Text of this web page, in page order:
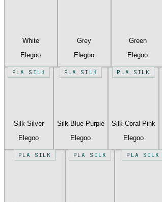
White
Elegoo
Grey
Elegoo
Green
Elegoo
PLA SILK
Silk Silver
Elegoo
PLA SILK
Silk Blue Purple
Elegoo
PLA SILK
Silk Coral Pink
Elegoo
PLA SILK PLA SILK PLA SILK